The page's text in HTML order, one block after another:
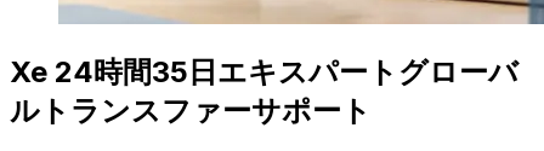
Xe 24時間35日エキスパートグローバ
ルトランスファーサポート